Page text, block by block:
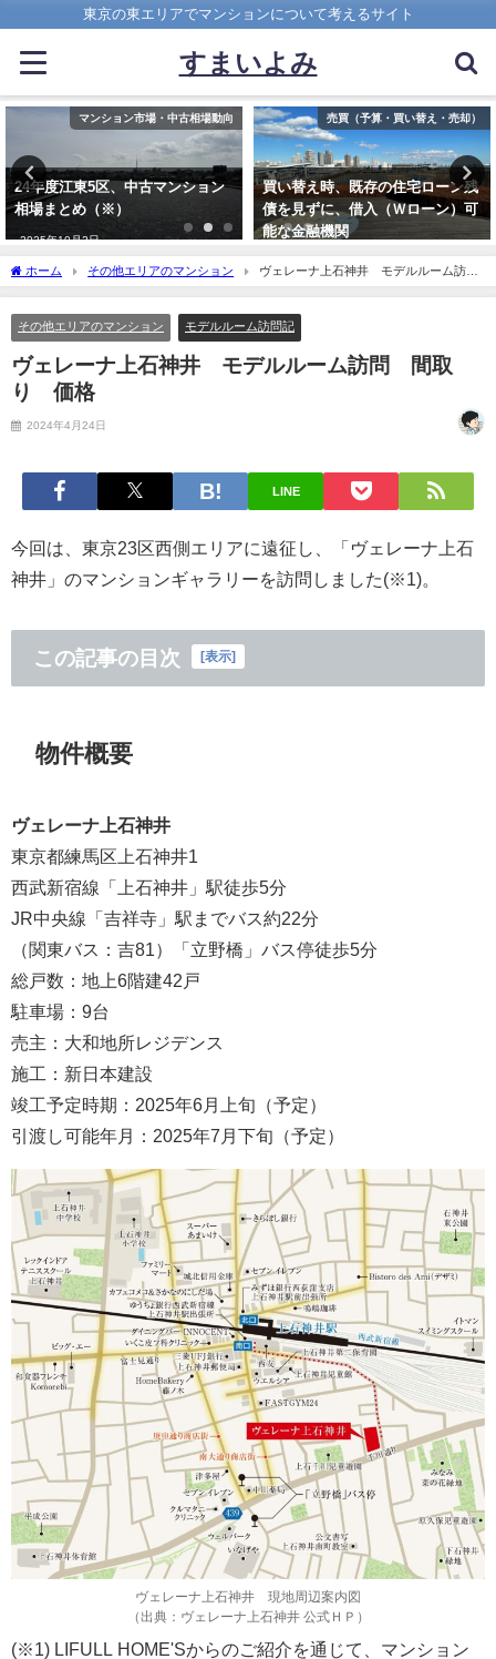
東京の東エリアでマンションについて考えるサイト
すまいよみ
売買（予算・買い替え・売却）
買い替え時、既存の住宅ローン残
債を見ずに、借入（Ｗローン）可
能な金融機関
間取りの見方・暮らしやすい住
マンションの子供部屋 快適
畳と使いづらい5畳の見極め方
2024年3月26日
ホーム その他エリアのマンション
ヴェレーナ上石神井 モデルルーム訪
問 間取り 価格
その他エリアのマンション モデルルーム訪問記
ヴェレーナ上石神井 モデルルーム訪問 間取
り 価格
2024年4月24日
LINE
今回は、東京23区西側エリアに遠征し、「ヴェレーナ上石
神井」のマンションギャラリーを訪問しました(※1)。
この記事の目次 表示
物件概要
ヴェレーナ上石神井
東京都練馬区上石神井1
西武新宿線「上石神井」駅徒歩5分
JR中央線「吉祥寺」駅までバス約22分
（関東バス：吉81）「立野橋」バス停徒歩5分
総戸数：地上6階建42戸
駐車場：9台
売主：大和地所レジデンス
施工：新日本建設
竣工予定時期：2025年6月上旬（予定）
引渡し可能年月：2025年7月下旬（予定）
ヴェレーナ上石神井 現地周辺案内図
（出典：ヴェレーナ上石神井 公式ＨＰ）
(※1) LIFULL HOME'Sからのご紹介を通じて、マンション